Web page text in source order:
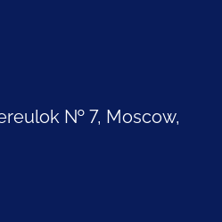
№ 7, Moscow,